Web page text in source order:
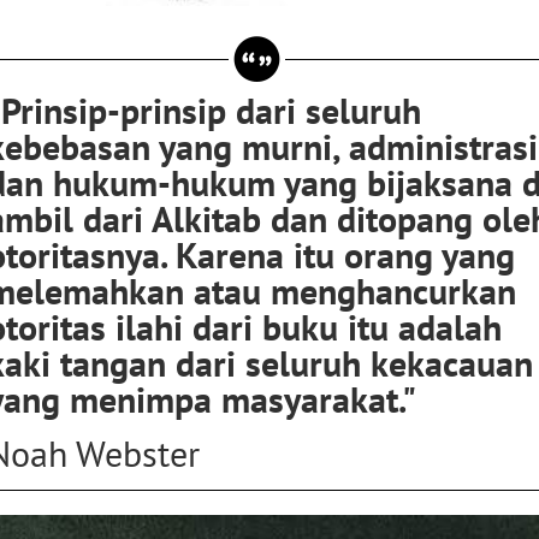
prinsip dari seluruh
yang murni, administrasi
hukum-hukum yang bijaksana
dari Alkitab dan ditopang
Karena itu orang yang
atau menghancurkan
ilahi dari buku itu adalah
tangan dari seluruh kekacauan
menimpa masyarakat."
Webster